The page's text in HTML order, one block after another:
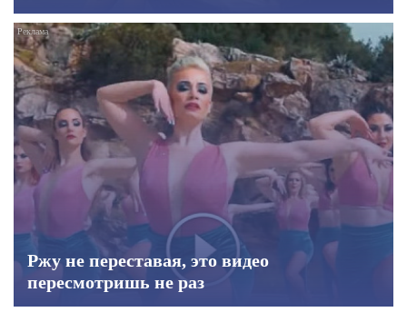
Ржу не переставая, это видео
пересмотришь не раз